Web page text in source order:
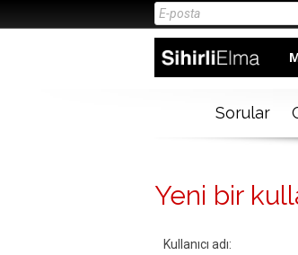
Sorular
Yeni bir
Kullanıcı adı: